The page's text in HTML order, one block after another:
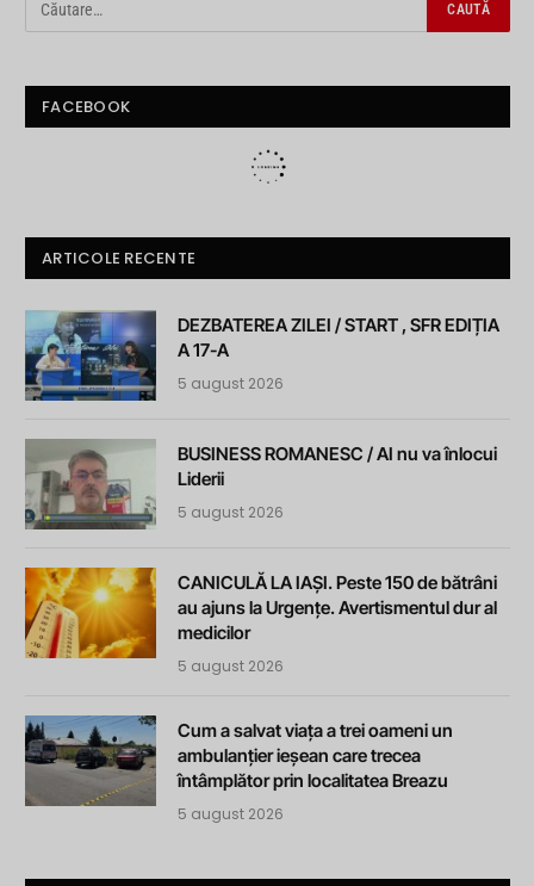
FACEBOOK
ARTICOLE RECENTE
DEZBATEREA ZILEI / START , SFR EDIȚIA
A 17-A
5 august 2026
BUSINESS ROMANESC / AI nu va înlocui
Liderii
5 august 2026
CANICULĂ LA IAȘI. Peste 150 de bătrâni
au ajuns la Urgențe. Avertismentul dur al
medicilor
5 august 2026
Cum a salvat viața a trei oameni un
ambulanțier ieșean care trecea
întâmplător prin localitatea Breazu
5 august 2026